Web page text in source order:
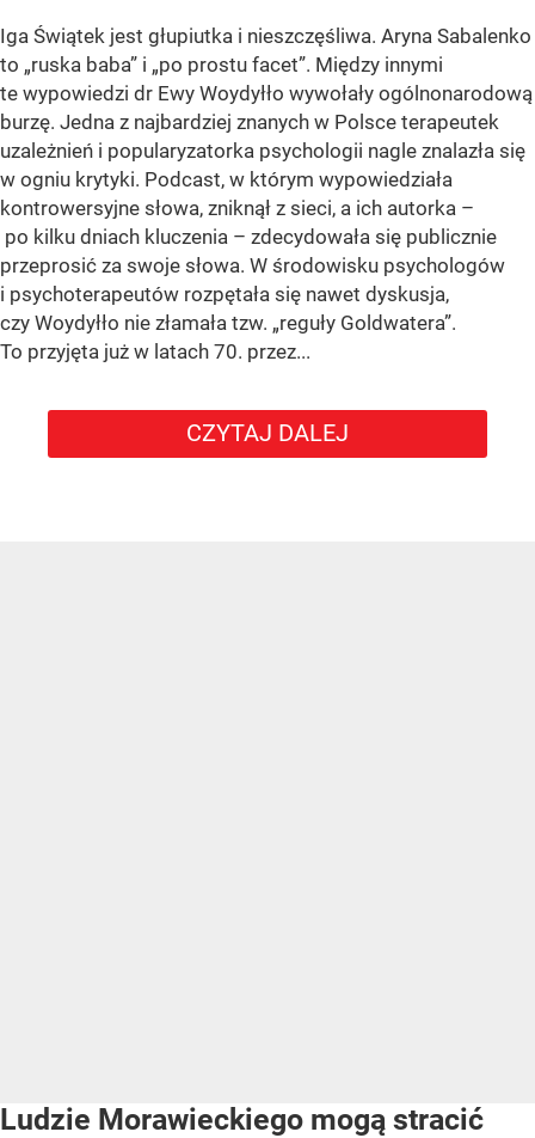
Iga Świątek jest głupiutka i nieszczęśliwa. Aryna Sabalenko
to „ruska baba” i „po prostu facet”. Między innymi
te wypowiedzi dr Ewy Woydyłło wywołały ogólnonarodową
burzę. Jedna z najbardziej znanych w Polsce terapeutek
uzależnień i popularyzatorka psychologii nagle znalazła się
w ogniu krytyki. Podcast, w którym wypowiedziała
kontrowersyjne słowa, zniknął z sieci, a ich autorka –
po kilku dniach kluczenia – zdecydowała się publicznie
przeprosić za swoje słowa. W środowisku psychologów
i psychoterapeutów rozpętała się nawet dyskusja,
czy Woydyłło nie złamała tzw. „reguły Goldwatera”.
To przyjęta już w latach 70. przez...
CZYTAJ DALEJ
Ludzie Morawieckiego mogą stracić